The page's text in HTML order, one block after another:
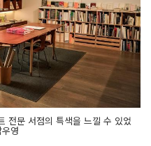
전문 서점의 특색을 느낄 수 있었
영